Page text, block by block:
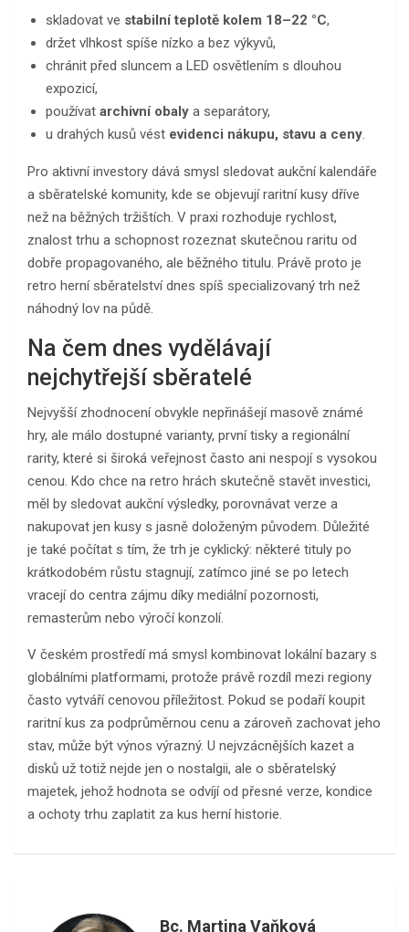
skladovat ve stabilní teplotě kolem 18–22 °C,
držet vlhkost spíše nízko a bez výkyvů,
chránit před sluncem a LED osvětlením s dlouhou
expozicí,
používat archivní obaly a separátory,
u drahých kusů vést evidenci nákupu, stavu a ceny.
Pro aktivní investory dává smysl sledovat aukční kalendáře
a sběratelské komunity, kde se objevují raritní kusy dříve
než na běžných tržištích. V praxi rozhoduje rychlost,
znalost trhu a schopnost rozeznat skutečnou raritu od
dobře propagovaného, ale běžného titulu. Právě proto je
retro herní sběratelství dnes spíš specializovaný trh než
náhodný lov na půdě.
Na čem dnes vydělávají
nejchytřejší sběratelé
Nejvyšší zhodnocení obvykle nepřinášejí masově známé
hry, ale málo dostupné varianty, první tisky a regionální
rarity, které si široká veřejnost často ani nespojí s vysokou
cenou. Kdo chce na retro hrách skutečně stavět investici,
měl by sledovat aukční výsledky, porovnávat verze a
nakupovat jen kusy s jasně doloženým původem. Důležité
je také počítat s tím, že trh je cyklický: některé tituly po
krátkodobém růstu stagnují, zatímco jiné se po letech
vracejí do centra zájmu díky mediální pozornosti,
remasterům nebo výročí konzolí.
V českém prostředí má smysl kombinovat lokální bazary s
globálními platformami, protože právě rozdíl mezi regiony
často vytváří cenovou příležitost. Pokud se podaří koupit
raritní kus za podprůměrnou cenu a zároveň zachovat jeho
stav, může být výnos výrazný. U nejvzácnějších kazet a
disků už totiž nejde jen o nostalgii, ale o sběratelský
majetek, jehož hodnota se odvíjí od přesné verze, kondice
a ochoty trhu zaplatit za kus herní historie.
Bc. Martina Vaňková